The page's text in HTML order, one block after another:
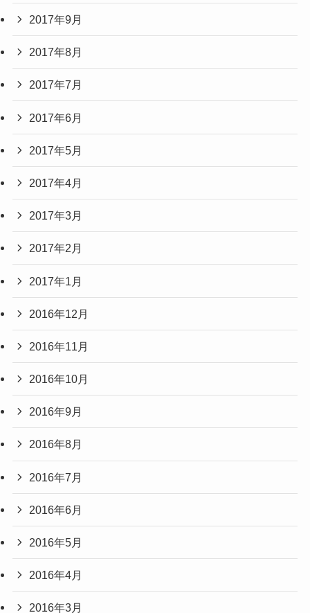
2017年9月
2017年8月
2017年7月
2017年6月
2017年5月
2017年4月
2017年3月
2017年2月
2017年1月
2016年12月
2016年11月
2016年10月
2016年9月
2016年8月
2016年7月
2016年6月
2016年5月
2016年4月
2016年3月